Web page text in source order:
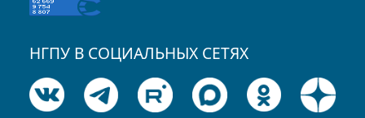
НГПУ В СОЦИАЛЬНЫХ СЕТЯХ